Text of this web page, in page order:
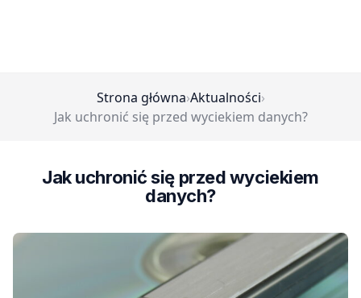
Strona główna›Aktualności›
Jak uchronić się przed wyciekiem danych?
Jak uchronić się przed wyciekiem
danych?